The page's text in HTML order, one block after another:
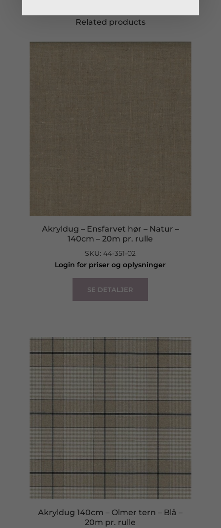
Related products
Akryldug – Ensfarvet hør – Natur –
140cm – 20m pr. rulle
SKU: 44-351-02
Login for priser og oplysninger
SE DETALJER
Akryldug 140cm – Olmer tern – Blå –
20m pr. rulle